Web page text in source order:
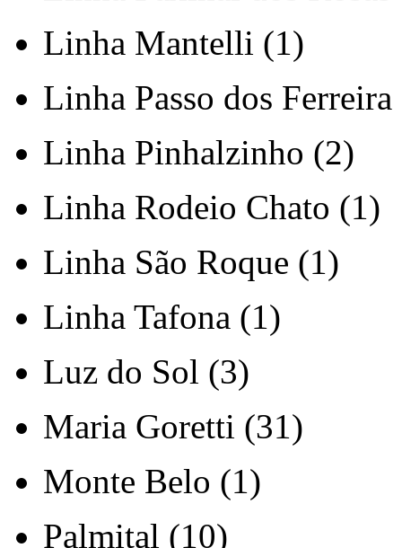
Linha Mantelli (1)
Linha Passo dos
Linha Pinhalzinho (2)
Linha Rodeio Chato (1)
Linha São Roque (1)
Linha Tafona (1)
Luz do Sol (3)
Maria Goretti (31)
Monte Belo (1)
Palmital (10)